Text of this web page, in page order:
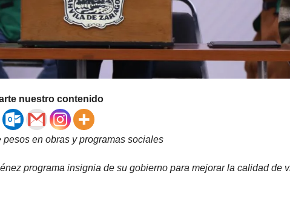
nuestro contenido
en obras y programas sociales
programa insignia de su gobierno para mejorar la calidad de